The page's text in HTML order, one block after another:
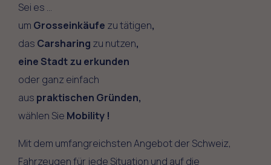
Sei es …
um Grosseinkäufe zu tätigen,
das Carsharing zu nutzen,
eine Stadt zu erkunden
oder ganz einfach
aus praktischen Gründen,
wählen Sie Mobility !
Mit dem umfangreichsten Angebot der Schweiz,
Fahrzeugen für jede Situation und auf die